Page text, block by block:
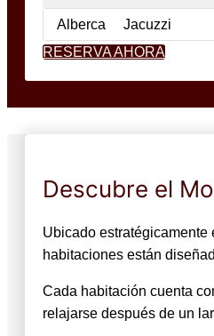
Alberca
Jacuzzi
RESERVA AHORA
Descubre el
Ubicado
habitaciones están
Cada habitación cuenta
relajarse después de un